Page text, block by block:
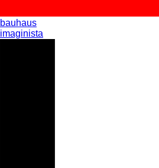
bauhaus
imaginista